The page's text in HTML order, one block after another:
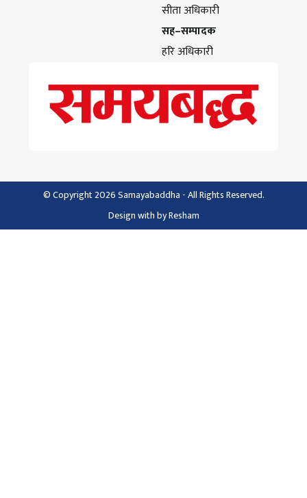
सीता अधिकारी
सह–सम्पादक
हरि अधिकारी
© Copyright 2026 Samayabaddha - All Rights Reserved.
Design withbyResham